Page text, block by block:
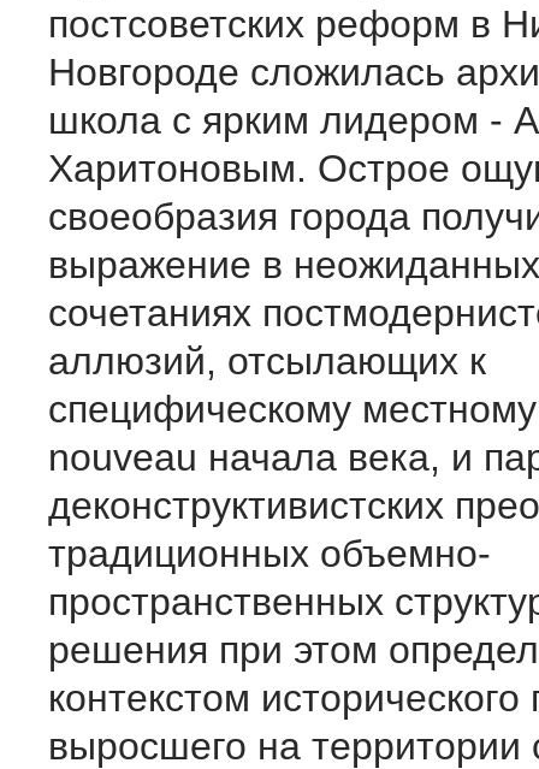
постсоветских реформ в
Новгороде сложилась
школа с ярким лидером -
Харитоновым. Острое
своеобразия города
выражение в
сочетаниях
аллюзий, отсылающих к
специфическому
nouveau начала века, и
деконструктивистских
традиционных объемно-
пространственных
решения при этом
контекстом исторического
выросшего на территории